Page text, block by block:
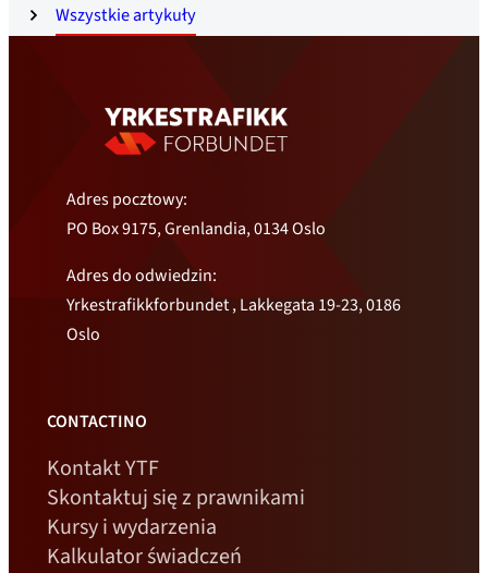
Wszystkie artykuły
Adres pocztowy:
PO Box 9175, Grenlandia, 0134 Oslo
Adres do odwiedzin:
Yrkestrafikkforbundet , Lakkegata 19-23, 0186
Oslo
CONTACTINO
Kontakt YTF
Skontaktuj się z prawnikami
Kursy i wydarzenia
Kalkulator świadczeń